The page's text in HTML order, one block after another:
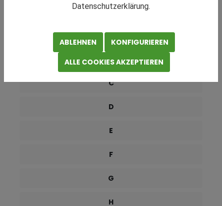
0-9
A
B
C
D
E
F
G
H
Datenschutzerklärung.
ABLEHNEN
KONFIGURIEREN
ALLE COOKIES AKZEPTIEREN